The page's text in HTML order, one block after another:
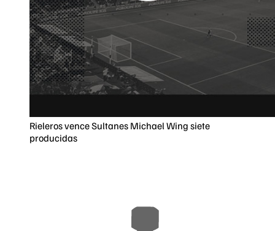
Rieleros vence Sultanes Michael Wing siete
producidas